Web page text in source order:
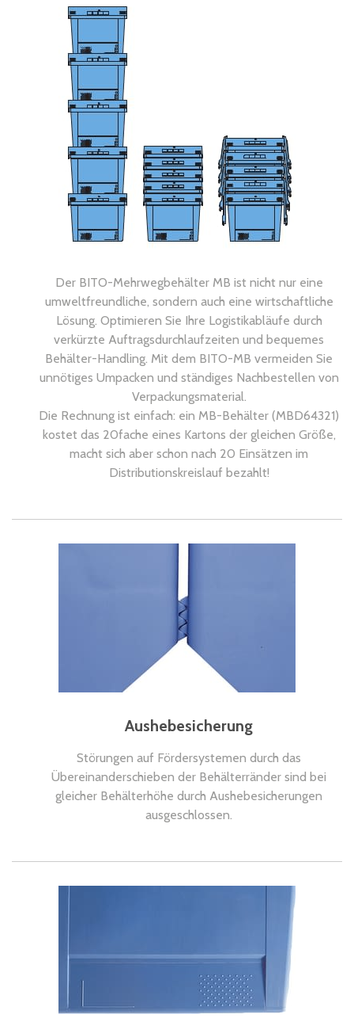
Der BITO-Mehrwegbehälter MB ist nicht nur eine
umweltfreundliche, sondern auch eine wirtschaftliche
Lösung. Optimieren Sie Ihre Logistikabläufe durch
verkürzte Auftragsdurchlaufzeiten und bequemes
Behälter-Handling. Mit dem BITO-MB vermeiden Sie
unnötiges Umpacken und ständiges Nachbestellen von
Verpackungsmaterial.
Die Rechnung ist einfach: ein MB-Behälter (MBD64321)
kostet das 20fache eines Kartons der gleichen Größe,
macht sich aber schon nach 20 Einsätzen im
Distributionskreislauf bezahlt!
Aushebesicherung
Störungen auf Fördersystemen durch das
Übereinanderschieben der Behälterränder sind bei
gleicher Behälterhöhe durch Aushebesicherungen
ausgeschlossen.